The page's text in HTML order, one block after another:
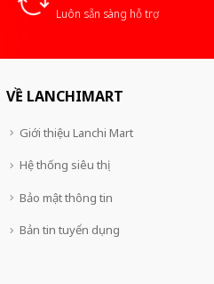
Luôn sẵn sàng hỗ trợ
VỀ LANCHIMART
Giới thiệu Lanchi Mart
Hệ thống siêu thị
Bảo mật thông tin
Bản tin tuyển dụng